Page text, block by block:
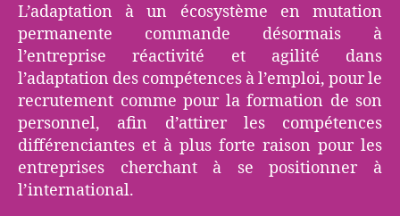
L’adaptation à un écosystème en mutation
permanente commande désormais à
l’entreprise réactivité et agilité dans
l’adaptation des compétences à l’emploi, pour le
recrutement comme pour la formation de son
personnel, afin d’attirer les compétences
différenciantes et à plus forte raison pour les
entreprises cherchant à se positionner à
l’international.